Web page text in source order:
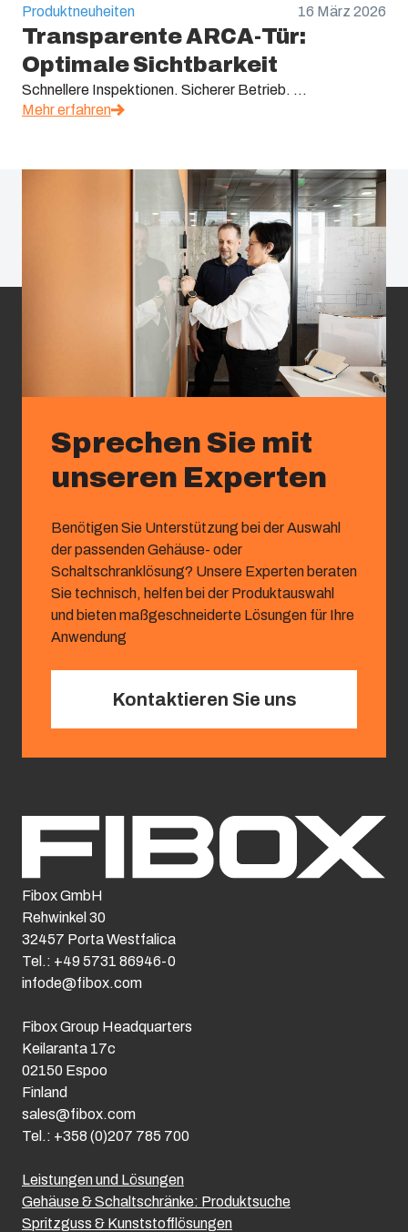
Produktneuheiten 16 März 2026
Transparente ARCA-Tür:
Optimale Sichtbarkeit
Schnellere Inspektionen. Sicherer Betrieb. ...
Mehr erfahren
Sprechen Sie mit
unseren Experten
Benötigen Sie Unterstützung bei der Auswahl
der passenden Gehäuse- oder
Schaltschranklösung? Unsere Experten beraten
Sie technisch, helfen bei der Produktauswahl
und bieten maßgeschneiderte Lösungen für Ihre
Anwendung
Kontaktieren Sie uns
Leistungen und Lösungen
Gehäuse & Schaltschränke: Produktsuche
Spritzguss & Kunststofflösungen
Fibox GmbH
Rehwinkel 30
32457 Porta Westfalica
Tel.: +49 5731 86946-0
infode@fibox.com
Fibox Group Headquarters
Keilaranta 17c
02150 Espoo
Finland
sales@fibox.com
Tel.: +358 (0)207 785 700